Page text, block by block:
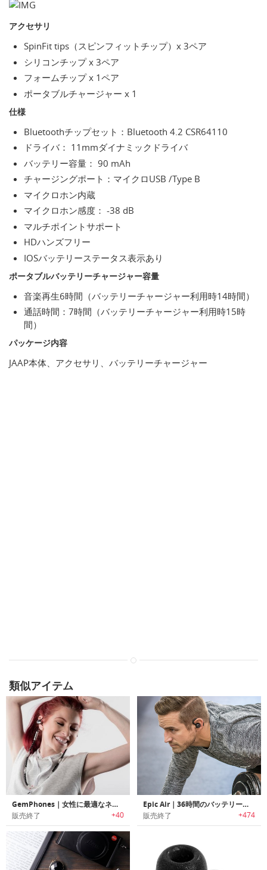
アクセサリ
SpinFit tips（スピンフィットチップ）x 3ペア
シリコンチップ x 3ペア
フォームチップ x 1ペア
ポータブルチャージャー x 1
仕様
Bluetoothチップセット：Bluetooth 4.2 CSR64110
ドライバ： 11mmダイナミックドライバ
バッテリー容量： 90 mAh
チャージングポート：マイクロUSB /Type B
マイクロホン内蔵
マイクロホン感度： -38 dB
マルチポイントサポート
HDハンズフリー
IOSバッテリーステータス表示あり
ポータブルバッテリーチャージャー容量
音楽再生6時間（バッテリーチャージャー利用時14時間）
通話時間：7時間（バッテリーチャージャー利用時15時
間）
パッケージ内容
JAAP本体、アクセサリ、バッテリーチャージャー
類似アイテム
GemPhones｜女性に最適なネックレススタイルワイヤレスBluetoothイヤホン「ジェムホン」
販売終了 +40
Epic Air｜36時間のバッテリーライフ、イヤーフックアンテナ搭載ワイヤレスイヤホン「エピックエア」
販売終了 +474